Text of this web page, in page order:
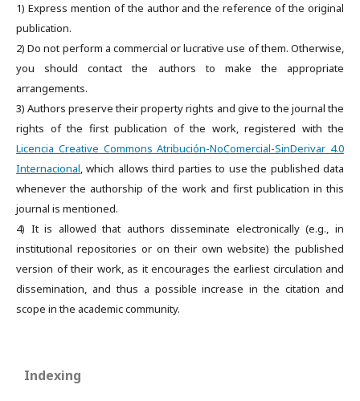
1) Express mention of the author and the reference of the original
publication.
2) Do not perform a commercial or lucrative use of them. Otherwise,
you should contact the authors to make the appropriate
arrangements.
3) Authors preserve their property rights and give to the journal the
rights of the first publication of the work, registered with the
Licencia Creative Commons Atribución-NoComercial-SinDerivar 4.0
Internacional, which allows third parties to use the published data
whenever the authorship of the work and first publication in this
journal is mentioned.
4) It is allowed that authors disseminate electronically (e.g., in
institutional repositories or on their own website) the published
version of their work, as it encourages the earliest circulation and
dissemination, and thus a possible increase in the citation and
scope in the academic community.
Indexing